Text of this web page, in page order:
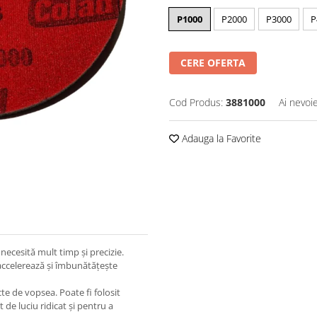
P1000 P2000 P3000
CERE OFERTA
Cod Produs: 3881000 Ai
Adauga la Favorite
mult timp și precizie.
și îmbunătățește
de vopsea. Poate fi folosit
de luciu ridicat și pentru a